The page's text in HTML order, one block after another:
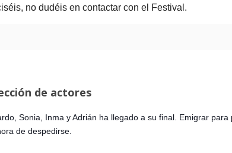
no dudéis en contactar con el Festival.
de actores
Sonia, Inma y Adrián ha llegado a su final. Emigrar
de despedirse.